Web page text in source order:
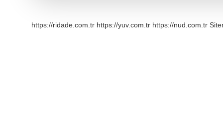
https://ridade.com.tr https://yuv.com.tr https://nud.com.tr